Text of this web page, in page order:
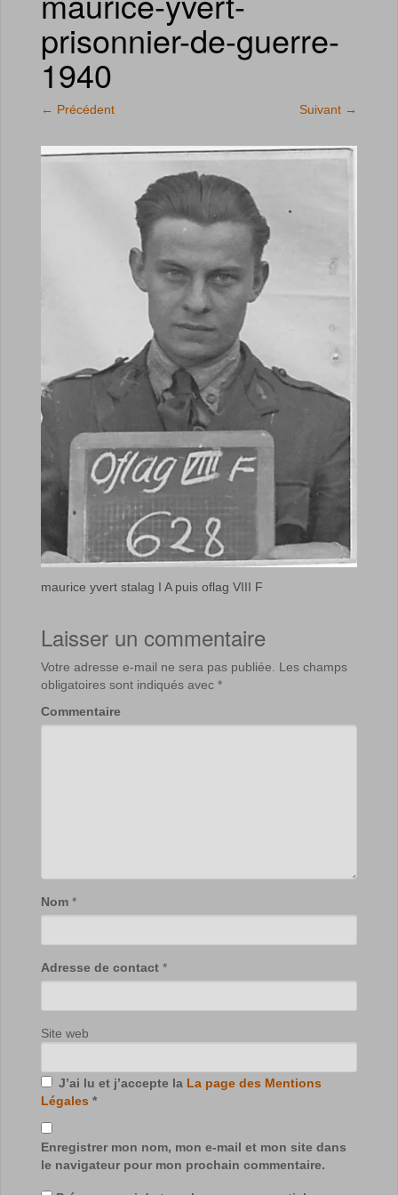
prisonnier-de-guerre-
1940
← Précédent Suivant →
maurice yvert stalag I A puis oflag VIII F
Laisser un commentaire
Votre adresse e-mail ne sera pas publiée. Les champs
obligatoires sont indiqués avec *
Commentaire
Nom *
Adresse de contact *
Site web
J’ai lu et j’accepte la La page des Mentions
Légales *
Enregistrer mon nom, mon e-mail et mon site dans
le navigateur pour mon prochain commentaire.